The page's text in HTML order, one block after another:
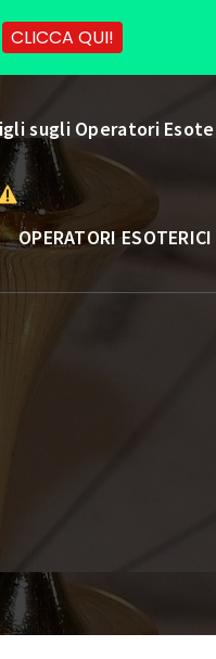
sugli Operatori
OPERATORI
CLICCA QUI!